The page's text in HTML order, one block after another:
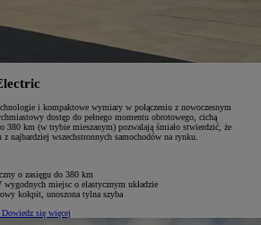
i kompaktowe wymiary w połączeniu z nowoczesnym
dostęp do pełnego momentu obrotowego, cichą
380 km (w trybie mieszanym) pozwalają śmiało stwierdzić, że
najbardziej wszechstronnych samochodów na rynku.
o zasięgu do 380 km
miejsc o elastycznym układzie
kokpit, unoszona tylna szyba
Dowiedz się więcej